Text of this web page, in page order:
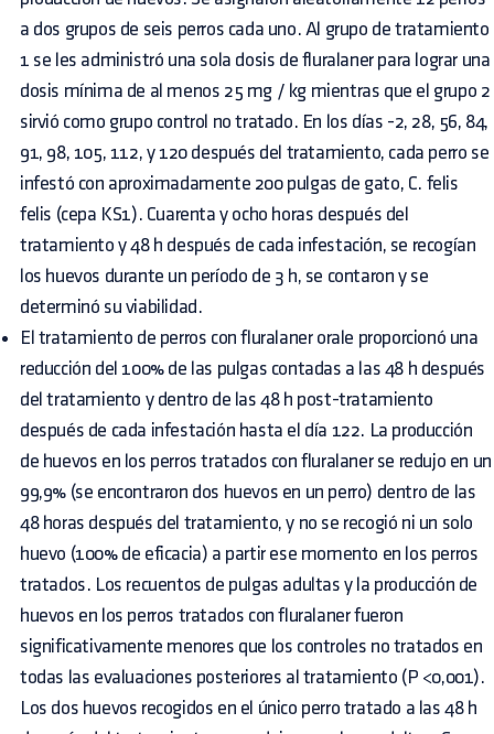
a dos grupos de seis perros cada uno. Al grupo de tratamiento
1 se les administró una sola dosis de fluralaner para lograr una
dosis mínima de al menos 25 mg / kg mientras que el grupo 2
sirvió como grupo control no tratado. En los días -2, 28, 56, 84,
91, 98, 105, 112, y 120 después del tratamiento, cada perro se
infestó con aproximadamente 200 pulgas de gato, C. felis
felis (cepa KS1). Cuarenta y ocho horas después del
tratamiento y 48 h después de cada infestación, se recogían
los huevos durante un período de 3 h, se contaron y se
determinó su viabilidad.
El tratamiento de perros con fluralaner orale proporcionó una
reducción del 100% de las pulgas contadas a las 48 h después
del tratamiento y dentro de las 48 h post-tratamiento
después de cada infestación hasta el día 122. La producción
de huevos en los perros tratados con fluralaner se redujo en un
99,9% (se encontraron dos huevos en un perro) dentro de las
48 horas después del tratamiento, y no se recogió ni un solo
huevo (100% de eficacia) a partir ese momento en los perros
tratados. Los recuentos de pulgas adultas y la producción de
huevos en los perros tratados con fluralaner fueron
significativamente menores que los controles no tratados en
todas las evaluaciones posteriores al tratamiento (P <0,001).
Los dos huevos recogidos en el único perro tratado a las 48 h